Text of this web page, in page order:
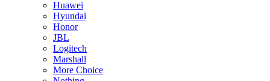
Huawei
Hyundai
Honor
JBL
Logitech
Marshall
More Choice